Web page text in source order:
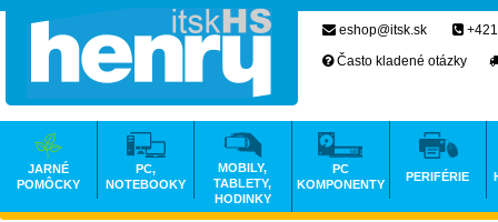
eshop@itsk.sk
Často kladené otázky
JARNÉ
POMÔCKY
PC,
NOTEBOOKY
MOBILY,
TABLETY,
HODINKY
PC
KOMPONENTY
PERIFÉRIE